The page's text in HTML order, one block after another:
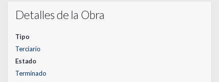
Detalles de la Obra
Tipo
Terciario
Estado
Terminado